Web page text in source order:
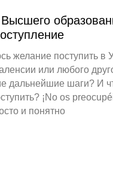
желание поступить в
или любого
дальнейшие шаги? И
¡No os
и понятно